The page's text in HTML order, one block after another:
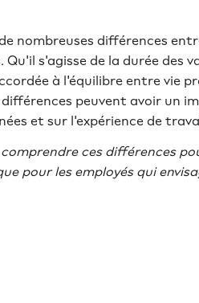
nombreuses différences
s'agisse de la durée des
à l'équilibre entre vie
différences peuvent avoir un
et sur l'expérience de
ces différences
pour les employés qui